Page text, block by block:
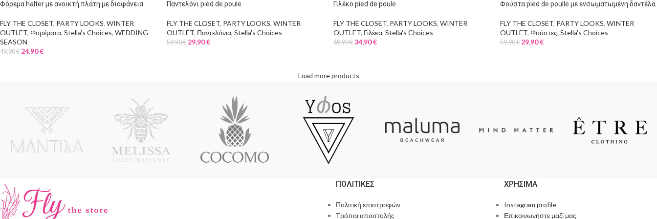
Φόρεμα halter με ανοικτή πλάτη με διαφάνεια
FLY THE CLOSET, PARTY LOOKS, WINTER
OUTLET, Φορέματα, Stella's Choices, WEDDING
SEASON
49,90€ 24,90€
Παντελόνι pied de poule
FLY THE CLOSET, PARTY LOOKS, WINTER
OUTLET, Παντελόνια, Stella's Choices
59,90€ 29,90€
Γιλέκο pied de poule
FLY THE CLOSET, PARTY LOOKS, WINTER
OUTLET, Γιλέκα, Stella's Choices
69,90€ 34,90€
Φούστα pied de poulle με ενσωματωμένη δαντέλα
FLY THE CLOSET, PARTY LOOKS, WINTER
OUTLET, Φούστες, Stella's Choices
59,90€ 29,90€
Load more products
ΠΟΛΙΤΙΚΕΣ
Πολιτική επιστροφών
Τρόποι αποστολής
ΧΡΗΣΙΜΑ
Instagram profile
Επικοινωνήστε μαζί μας